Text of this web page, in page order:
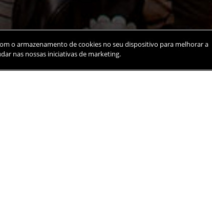
o armazenamento de cookies no seu dispositivo para melhorar a
nas nossas iniciativas de marketing.